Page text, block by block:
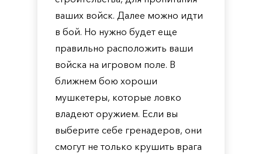
ваших войск. Далее можно идти
в бой. Но нужно будет еще
правильно расположить ваши
войска на игровом поле. В
ближнем бою хороши
мушкетеры, которые ловко
владеют оружием. Если вы
выберите себе гренадеров, они
смогут не только крушить врага